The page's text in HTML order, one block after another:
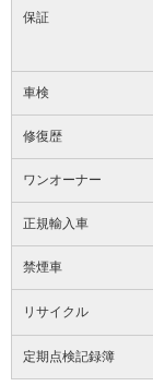
保証
車検
修復歴
ワンオーナー
正規輸入車
禁煙車
リサイクル
定期点検記録簿